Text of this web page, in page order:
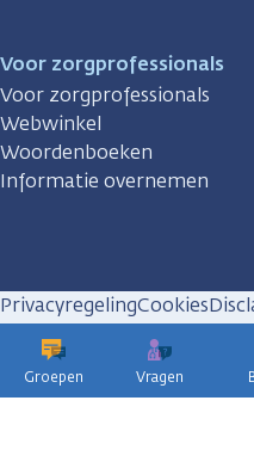
Groepen Vragen
Voor zorgprofessionals
Voor zorgprofessionals
Webwinkel
Woordenboeken
Informatie overnemen
PrivacyregelingCookies
Huisregels